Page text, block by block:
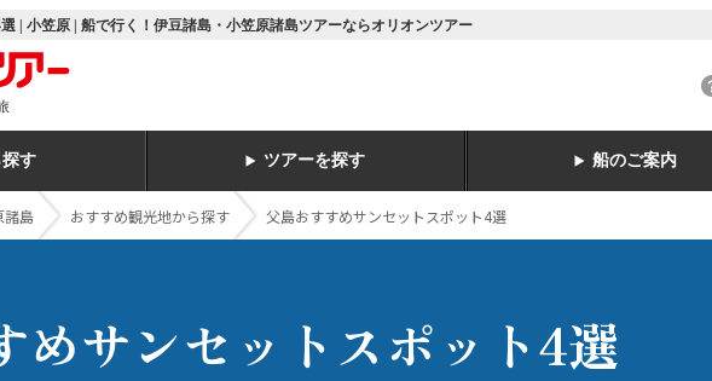
| 小笠原 | 船で行く！伊豆諸島・小笠原諸島ツアーならオリオンツアー
す ツアーを探す 船のご案内
諸島 おすすめ観光地から探す 父島おすすめサンセットスポット4選
めサンセットスポット4選